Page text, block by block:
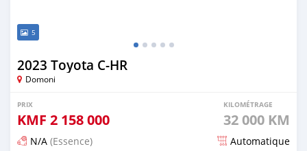
5
2023 Toyota C-HR
Domoni
PRIX
KMF 2 158 000
KILOMÉTRAGE
32 000 KM
N/A (Essence) Automatique